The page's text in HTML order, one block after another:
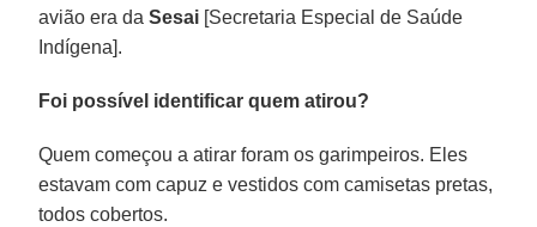
avião era daSesai [Secretaria Especial de Saúde
Indígena].
Foi possível identificar quem atirou?
Quem começou a atirar foram os garimpeiros. Eles
estavam com capuz e vestidos com camisetas pretas,
todos cobertos.